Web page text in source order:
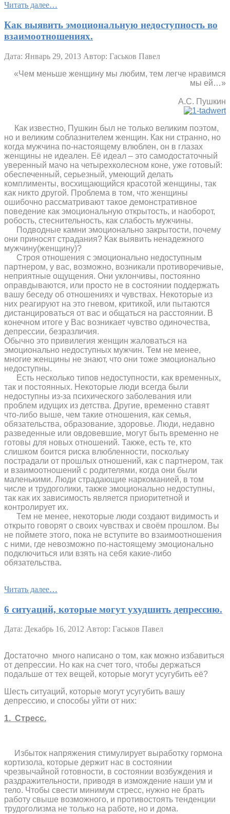
Читать далее…
Как выявить эмоциональную недоступность во
взаимоотношениях.
Дата: Январь 29, 2013 Автор: Гаськов Павел
«Чем меньше женщину мы любим, тем легче нравимся
мы ей…»
А.С. Пушкин
Как известно, Пушкин был не только великим поэтом,
но и великим соблазнителем женщин. Как ни странно, но
когда мужчина по-настоящему влюблен, он в глазах
женщины не идеален. Её идеал – это самодостаточный
уверенный мачо на четырехколесном коне, уже готовый:
обеспеченный, серьезный, умеющий делать
комплименты, восхищающийся красотой женщины, так
как никто другой. Проблема в том, что женщины
ошибочно рассматривают такое демонстративное
поведение как эмоциональную открытость, и наоборот,
робость, стеснительность, как слабость мужчины.
Подводные камни эмоционально закрытости, почему
они приносят страдания? Как выявить ненадежного
мужчину(женщину)?
Строя отношения с эмоционально недоступным
партнером, у вас, возможно, возникали противоречивые,
неприятные ощущения. Они уклончивы, постоянно
оправдываются, или просто не в состоянии поддержать
вашу беседу об отношениях и чувствах. Некоторые из
них реагируют на это гневом, критикой, или пытаются
дистанцироваться от вас и общаться на расстоянии. В
конечном итоге у Вас возникает чувство одиночества,
депрессии, безразличия.
Обычно это привилегия женщин жаловаться на
эмоционально недоступных мужчин. Тем не менее,
многие женщины не знают, что они тоже эмоционально
недоступны.
Есть несколько типов недоступности, как временных,
так и постоянных. Некоторые люди всегда были
недоступны из-за психического заболевания или
проблем идущих из детства. Другие, временно ставят
что-либо выше, чем такие отношения, как семья,
обязательства, образование, здоровье. Люди, недавно
разведенные или овдовевшие, могут быть временно не
готовы для новых отношений. Также, есть те, кто
слишком боится риска влюбленности, поскольку
пострадали от прошлых отношений, как с партнером, так
и взаимоотношений с родителями, когда они были
маленькими. Люди страдающие наркоманией, в том
числе и трудоголики, также эмоционально недоступны,
так как их зависимость является приоритетной и
контролирует их.
Тем не менее, некоторые люди создают видимость и
открыто говорят о своих чувствах и своём прошлом. Вы
не поймете этого, пока не вступите во взаимоотношения
с ними, где невозможно по-настоящему эмоционально
подключиться или взять на себя какие-либо
обязательства.
Читать далее…
6 ситуаций, которые могут ухудшить депрессию.
Дата: Декабрь 16, 2012 Автор: Гаськов Павел
Достаточно много написано о том, как можно избавиться
от депрессии. Но как на счет того, чтобы держаться
подальше от тех вещей, которые могут усугубить её?
Шесть ситуаций, которые могут усугубить вашу
депрессию, и способы уйти от них:
1. Стресс.
Избыток напряжения стимулирует выработку гормона
кортизола, которые держит нас в состоянии
чрезвычайной готовности, в состоянии возбуждения и
раздражительности, приводя в измождение наши ум и
тело. Чтобы свести минимум стресс, нужно не брать
работу свыше возможного, и противостоять тенденции
трудоголизма не только на работе, но и дома.